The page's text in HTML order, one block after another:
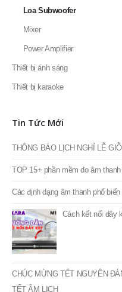
Crossover
Effect
Equalizer
Loa đá sân vườn
Loa Subwoofer
Power Amplifier
Thiết bị ánh sáng
Thiết bị karaoke
Tin Tức Mới
THÔNG BÁO LỊCH NGHỈ LỄ
TOP 15+ phần mềm do âm thanh
Các định dạng âm thanh phổ biến